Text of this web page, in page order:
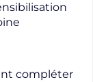
compléter